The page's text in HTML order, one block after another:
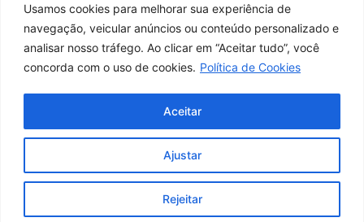
Usamos cookies para melhorar sua experiência de
navegação, veicular anúncios ou conteúdo personalizado e
analisar nosso tráfego. Ao clicar em “Aceitar tudo”, você
concorda com o uso de cookies. Política de Cookies
Ajustar
Rejeitar
Aceitar
SIGA-NOS
Fale conosco
Manaus Clima